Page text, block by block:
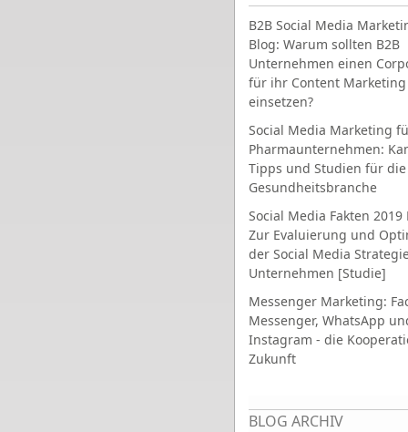
B2B Social Media
Blog: Warum sollten B2B
Unternehmen einen
für ihr Content Marketing
einsetzen?
Social Media Marketing
Pharmaunternehmen:
Tipps und Studien für die
Gesundheitsbranche
Social Media Fakten 2019
Zur Evaluierung und
der Social Media
Unternehmen [Studie]
Messenger Marketing:
Messenger, WhatsApp
Instagram - die
Zukunft
BLOG ARCHIV
Seiten